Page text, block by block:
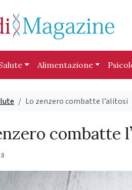
Alimentazione
Lo zenzero combatte l’alitosi
combatte